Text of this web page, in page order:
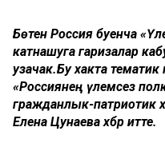
Бөтен Россия буенча
катнашуга гаризалар
узачак.Бу хакта тематик
«Россиянең үлемсез
гражданлык-патриотик
Елена Цунаева хәбәр итте.